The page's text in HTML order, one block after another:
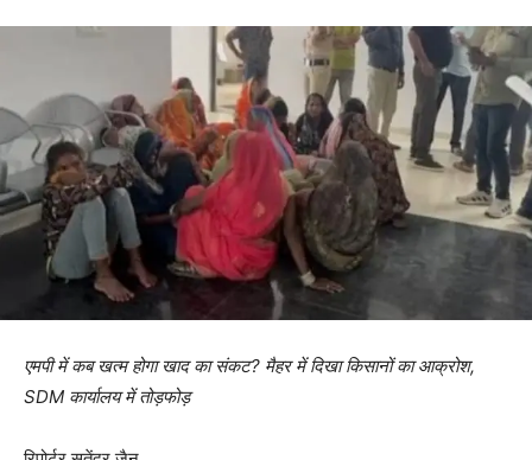
एमपी में कब खत्म होगा खाद का संकट? मैहर में दिखा किसानों का आक्रोश,
SDM कार्यालय में तोड़फोड़